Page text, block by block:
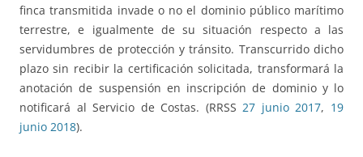
finca transmitida invade o no el dominio público marítimo
terrestre, e igualmente de su situación respecto a las
servidumbres de protección y tránsito. Transcurrido dicho
plazo sin recibir la certificación solicitada, transformará la
anotación de suspensión en inscripción de dominio y lo
notificará al Servicio de Costas. (RRSS27 junio 2017, 19
junio 2018).